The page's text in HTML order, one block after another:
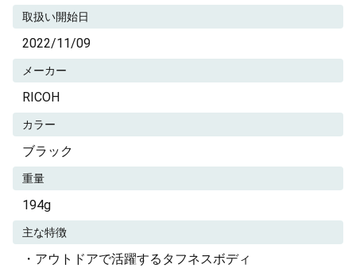
取扱い開始日
2022/11/09
メーカー
RICOH
カラー
ブラック
重量
194g
主な特徴
・アウトドアで活躍するタフネスボディ